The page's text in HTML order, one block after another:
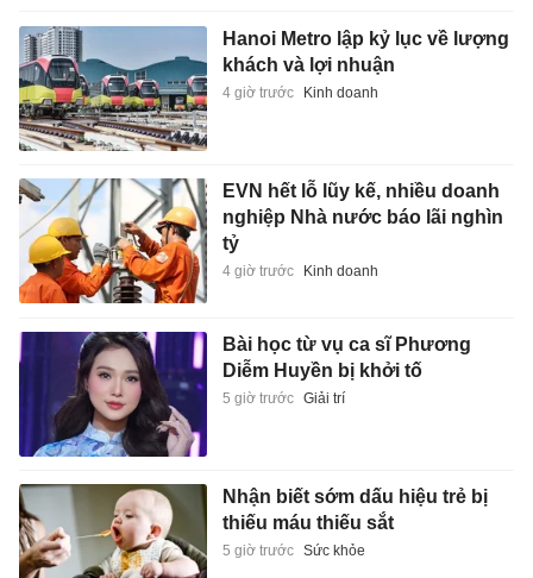
Hanoi Metro lập kỷ lục về lượng
khách và lợi nhuận
4 giờ trước Kinh doanh
EVN hết lỗ lũy kế, nhiều doanh
nghiệp Nhà nước báo lãi nghìn
tỷ
4 giờ trước Kinh doanh
Bài học từ vụ ca sĩ Phương
Diễm Huyền bị khởi tố
5 giờ trước Giải trí
Nhận biết sớm dấu hiệu trẻ bị
thiếu máu thiếu sắt
5 giờ trước Sức khỏe